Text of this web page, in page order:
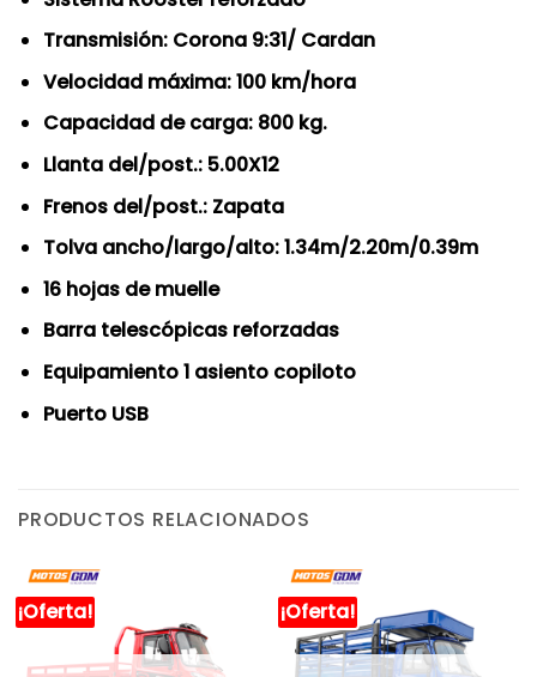
Transmisión: Corona 9:31/ Cardan
Velocidad máxima: 100 km/hora
Capacidad de carga: 800 kg.
Llanta del/post.: 5.00X12
Frenos del/post.: Zapata
Tolva ancho/largo/alto: 1.34m/2.20m/0.39m
16 hojas de muelle
Barra telescópicas reforzadas
Equipamiento 1 asiento copiloto
Puerto USB
PRODUCTOS RELACIONADOS
¡Oferta! ¡Oferta!